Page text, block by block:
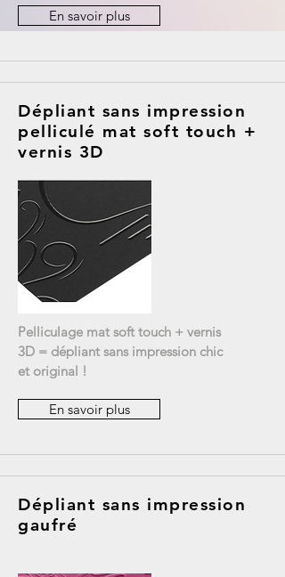
En savoir plus
Dépliant sans impression
pelliculé mat soft touch +
vernis 3D
Pelliculage mat soft touch + vernis
3D = dépliant sans impression chic
et original !
En savoir plus
Dépliant sans impression
gaufré